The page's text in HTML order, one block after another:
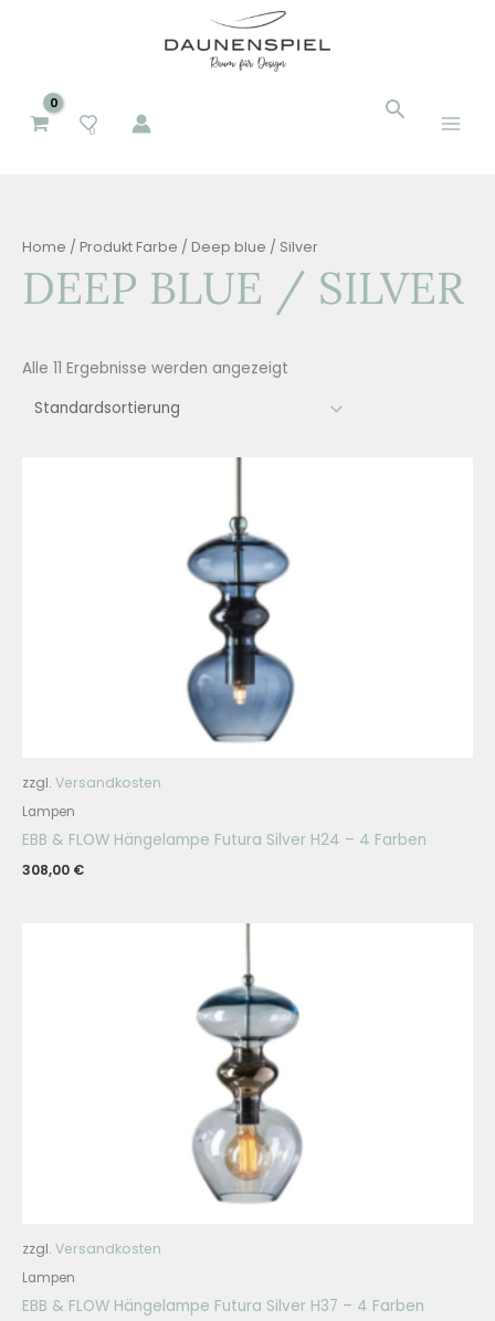
0
Suchen
Suchen
Home / Produkt Farbe / Deep blue / Silver
DEEP BLUE / SILVER
Alle 11 Ergebnisse werden angezeigt
zzgl. Versandkosten
Lampen
EBB & FLOW Hängelampe Futura Silver H24 – 4 Farben
308,00 €
zzgl. Versandkosten
Lampen
EBB & FLOW Hängelampe Futura Silver H37 – 4 Farben